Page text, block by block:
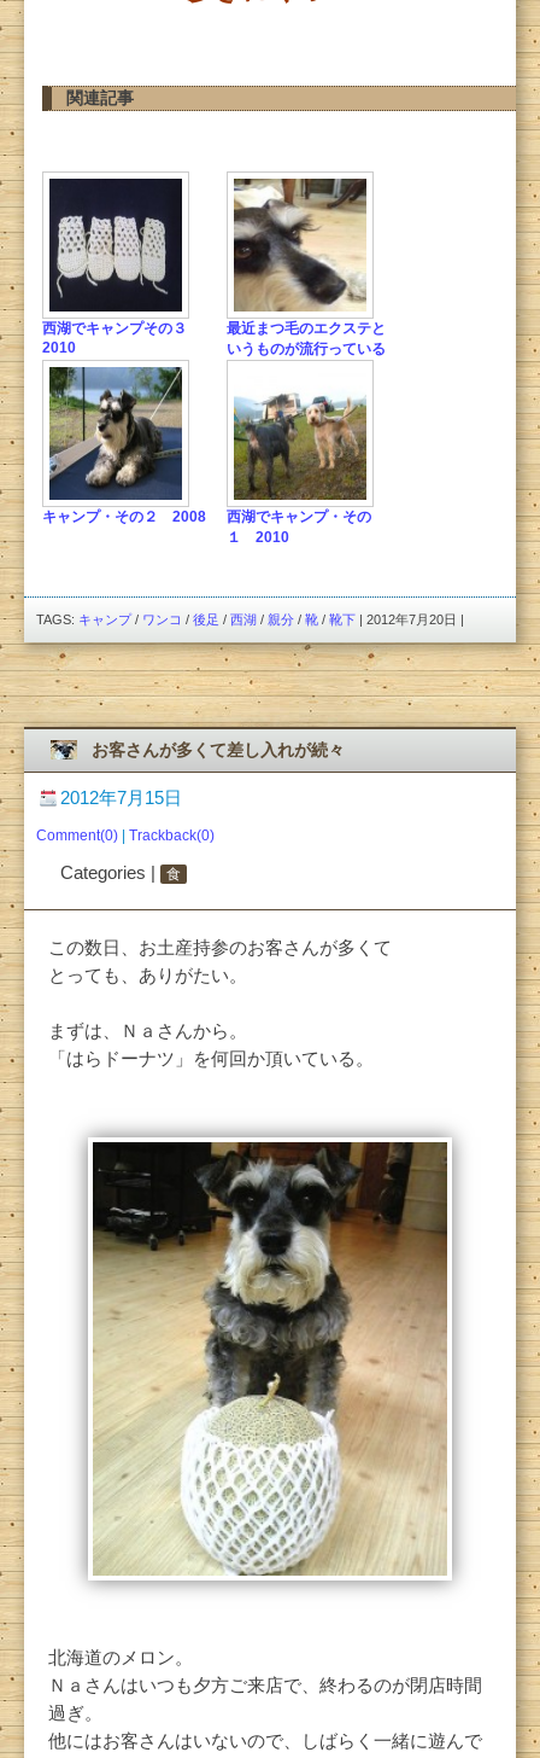
関連記事
西湖でキャンプその３
2010
最近まつ毛のエクステと
いうものが流行っている
キャンプ・その２ 2008
西湖でキャンプ・その
１ 2010
TAGS: キャンプ / ワンコ / 後足 / 西湖 / 親分 / 靴 / 靴下 | 2012年7月20日 |
お客さんが多くて差し入れが続々
2012年7月15日
Comment(0) Trackback(0)
Categories | 食
この数日、お土産持参のお客さんが多くて
とっても、ありがたい。
まずは、Ｎａさんから。
「はらドーナツ」を何回か頂いている。
北海道のメロン。
Ｎａさんはいつも夕方ご来店で、終わるのが閉店時間
過ぎ。
他にはお客さんはいないので、しばらく一緒に遊んで